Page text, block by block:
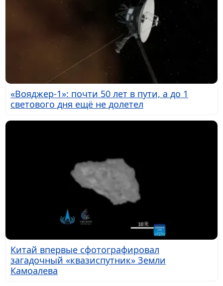
«Вояджер-1»: почти 50 лет в пути, а до 1
светового дня ещё не долетел
Китай впервые сфотографировал
загадочный «квазиспутник» Земли
Камоалева